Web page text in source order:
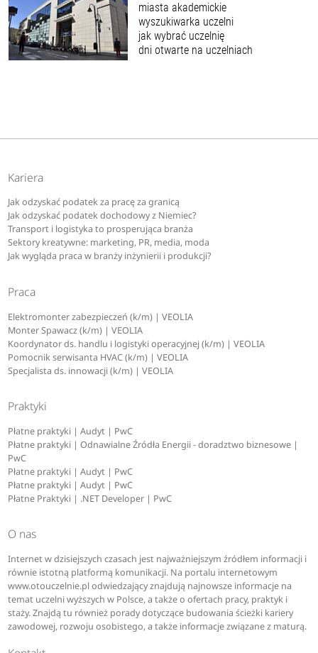
miasta akademickie
wyszukiwarka uczelni
jak wybrać uczelnię
dni otwarte na uczelniach
Kariera
Jak odzyskać podatek za pracę za granicą
Jak odzyskać podatek dochodowy z Niemiec?
Transport i logistyka to prosperująca branża
Sektory kreatywne: marketing, PR, media, moda
Jak wygląda praca w branży inżynierii i produkcji?
Praca
Elektromonter zabezpieczeń (k/m) | VEOLIA
Monter Spawacz (k/m) | VEOLIA
Koordynator ds. handlu i logistyki operacyjnej (k/m) | VEOLIA
Pomocnik serwisanta HVAC (k/m) | VEOLIA
Specjalista ds. innowacji (k/m) | VEOLIA
Praktyki
Płatne praktyki | Audyt | PwC
Płatne praktyki | Odnawialne Źródła Energii - doradztwo biznesowe |
PwC
Płatne praktyki | Audyt | PwC
Płatne praktyki | Audyt | PwC
Płatne Praktyki | .NET Developer | PwC
O nas
Internet w dzisiejszych czasach jest najważniejszym źródłem informacji i
równie istotną platformą komunikacji. Na portalu internetowym
www.otouczelnie.pl odwiedzający znajdują najnowsze informacje na
temat uczelni wyższych w Polsce, a także o ofertach pracy, praktyk i
staży. Znajdą tu również porady dotyczące budowania ścieżki kariery
zawodowej, rozwoju osobistego, a także informacje związane z maturą.